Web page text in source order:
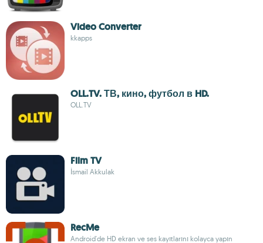
Video Converter
kkapps
OLL.TV. ТВ, кино, футбол в HD.
OLL.TV
Film TV
İsmail Akkulak
RecMe
Android'de HD ekran ve ses kayıtlarını kolayca yapın